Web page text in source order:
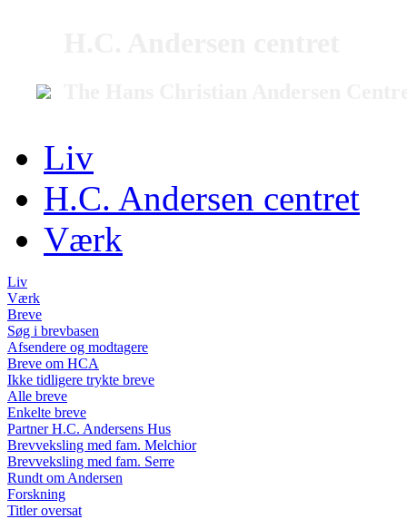
Liv
H.C. Andersen centret
Værk
Liv
Værk
Breve
Søg i brevbasen
Afsendere og modtagere
Breve om HCA
Ikke tidligere trykte breve
Alle breve
Enkelte breve
Partner H.C. Andersens Hus
Brevveksling med fam. Melchior
Brevveksling med fam. Serre
Rundt om Andersen
Forskning
Titler oversat